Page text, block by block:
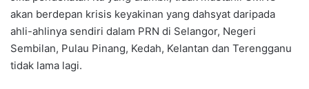
akan berdepan krisis keyakinan yang dahsyat daripada
ahli-ahlinya sendiri dalam PRN di Selangor, Negeri
Sembilan, Pulau Pinang, Kedah, Kelantan dan Terengganu
tidak lama lagi.